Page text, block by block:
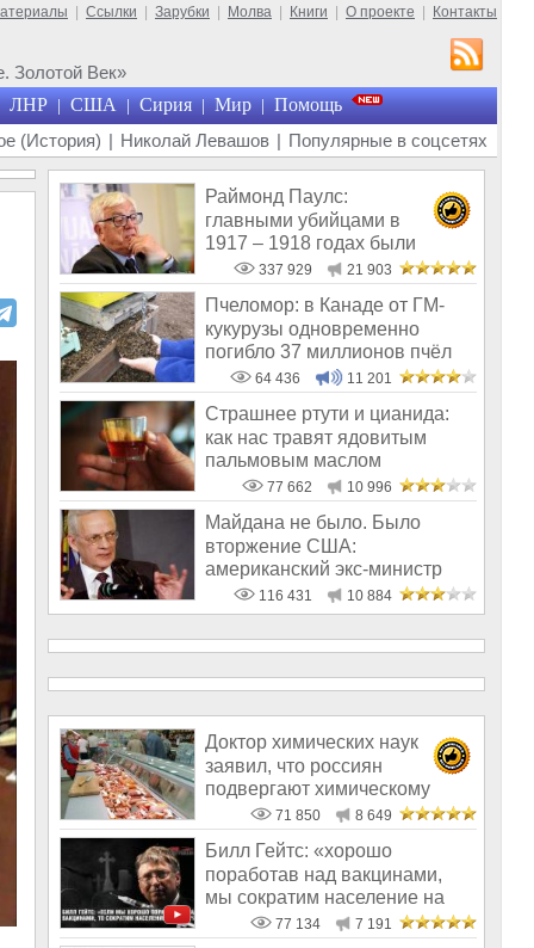
Ссылки Зарубки Молва Книги О проекте Контакты
Золотой Век»
ЛНР | США | Сирия | Мир | Помощь
(История) | Николай Левашов | Популярные в соцсетях
Раймонд Паулс:
главными убийцами в
1917 – 1918 годах были
латыши и евреи, а не русс
337 929 21 903
Пчеломор: в Канаде от ГМ-
кукурузы одновременно
погибло 37 миллионов пчёл
64 436 11 201
Страшнее ртути и цианида:
как нас травят ядовитым
пальмовым маслом
77 662 10 996
Майдана не было. Было
вторжение США:
американский экс-министр
написал открытое пись
116 431 10 884
Доктор химических наук
заявил, что россиян
подвергают химическому
геноциду71 850 8 649
Билл Гейтс: «хорошо
поработав над вакцинами,
мы сократим население на
10-15%»77 134 7 191